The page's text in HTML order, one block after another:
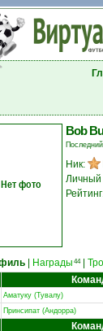
Нет фото
Bob
Ник:
Личный
Награды 44|
Аматуку (Тувалу)
Принсипат (Андорра)